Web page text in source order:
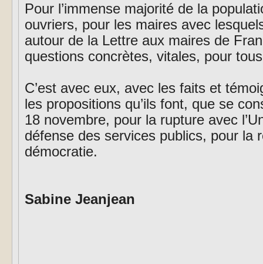
Pour l’immense majorité de la
ouvriers, pour les maires avec
autour de la Lettre aux maires de
questions concrètes, vitales, pour
C’est avec eux, avec les faits et
les propositions qu’ils font, que se
18 novembre, pour la rupture avec
défense des services publics, pour la
démocratie.
Sabine Jeanjean